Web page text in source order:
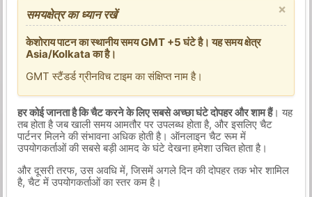
×
समयक्षेत्र का ध्यान रखें
केशोराय पाटन का स्थानीय समय GMT +5 घंटे है। यह समय क्षेत्र
Asia/Kolkata का है।
GMT स्टैंडर्ड ग्रीनविच टाइम का संक्षिप्त नाम है।
हर कोई जानता है कि चैट करने के लिए सबसे अच्छा घंटे दोपहर और शाम हैं। यह
तब होता है जब खाली समय आमतौर पर उपलब्ध होता है, और इसलिए चैट
पार्टनर मिलने की संभावना अधिक होती है। ऑनलाइन चैट रूम में
उपयोगकर्ताओं की सबसे बड़ी आमद के घंटे देखना हमेशा उचित होता है।
और दूसरी तरफ, उस अवधि में, जिसमें अगले दिन की दोपहर तक भोर शामिल
है, चैट में उपयोगकर्ताओं का स्तर कम है।